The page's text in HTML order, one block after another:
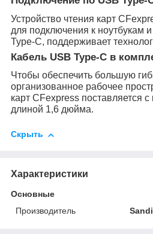
Устройство чтения карт
для подключения к ноутбукам
Type-C, поддерживает
Кабель USB Type-C в
Чтобы обеспечить большую
организованное рабочее
карт CFexpress поставляется
длиной 1,6 дюйма.
Скрыть
Характеристики
Основные
Производитель